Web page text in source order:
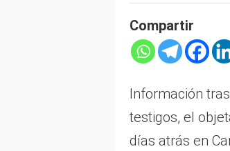
Compartir
Información
testigos, el
días atrás en